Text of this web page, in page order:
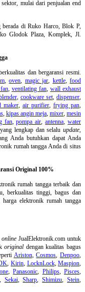
mulai dari penjualan end
berada di Ruko Harco, Blok P,
Glodok Plaza, Komplek, Jl.
dan bergaransi resmi.
,oven magic jar kettle,food
, ventilating fan, wall exhaust
, cookware set,dispenser
maker, air purifier, frying pan
, kipas angin meja, mixer,mesin
fan,pompa air ,antenna ,water
lengkap dan selalu update
Anda butuhkan dapat Anda
rumah tangga Anda di situs
Original 100%
rumah tangga terbaik dan
berkualitas tinggi, bagus dan
elektronik rumah tangga
onlineJualElektronik.com untuk
original dengan kualitas bagus
Ariston,Cosmos ,Denpoo
Kirin, LocknLock,Maspion
,Panasonic Philips, Pisces
Sekai,Sharp ,Shimizu ,Stein